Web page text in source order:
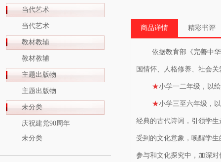
当代艺术
当代艺术
教材教辅
教材教辅
主题出版物
主题出版物
未分类
庆祝建党90周年
未分类
商品详情 精彩书评
依据教育部《完善中华优
国情怀、人格修养、社会
★小学一二年级，以
★小学三至六年级，
经典的古代诗词，引领学
受到的文化意象，唤醒学
参与和文化探究中，加深